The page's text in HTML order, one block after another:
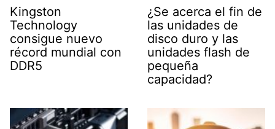
Kingston
Technology
consigue nuevo
récord mundial con
DDR5
¿Se acerca el fin de
las unidades de
disco duro y las
unidades flash de
pequeña
capacidad?